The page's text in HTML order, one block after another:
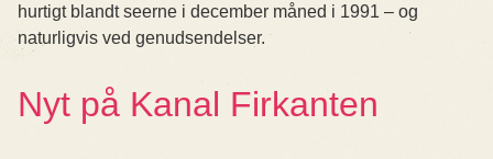
hurtigt blandt seerne i december måned i 1991 – og
naturligvis ved genudsendelser.
Nyt på Kanal Firkanten